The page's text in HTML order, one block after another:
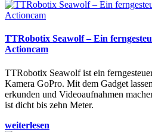
TTRobotix Seawolf – Ein
Actioncam
TTRobotix Seawolf ist ein
Kamera GoPro. Mit dem Gadget
erkunden und Videoaufnahmen
ist dicht bis zehn Meter.
weiterlesen